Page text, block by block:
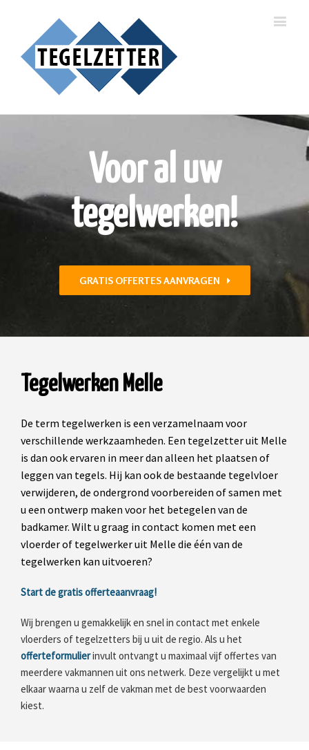
Voor al uw
tegelwerken!
GRATIS OFFERTES AANVRAGEN
Tegelwerken Melle
De term tegelwerken is een verzamelnaam voor
verschillende werkzaamheden. Een tegelzetter uit Melle
is dan ook ervaren in meer dan alleen het plaatsen of
leggen van tegels. Hij kan ook de bestaande tegelvloer
verwijderen, de ondergrond voorbereiden of samen met
u een ontwerp maken voor het betegelen van de
badkamer. Wilt u graag in contact komen met een
vloerder of tegelwerker uit Melle die één van de
tegelwerken kan uitvoeren?
Start de gratis offerteaanvraag!
Wij brengen u gemakkelijk en snel in contact met enkele
vloerders of tegelzetters bij u uit de regio. Als u het
offerteformulierinvult ontvangt u maximaal vijf offertes van
meerdere vakmannen uit ons netwerk. Deze vergelijkt u met
elkaar waarna u zelf de vakman met de best voorwaarden
kiest.